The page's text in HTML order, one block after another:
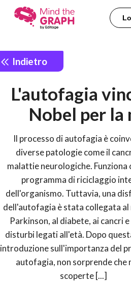
Indietro
L'autofagia
Nobel per la
Il processo di autofagia è
diverse patologie come il
malattie neurologiche. Funziona
programma di riciclaggio
dell'organismo. Tuttavia, una
dell'autofagia è stata collegata al
Parkinson, al diabete, ai cancri
disturbi legati all'età. Dopo
introduzione sull'importanza del
autofagia, non sorprende che
scoperte [...]